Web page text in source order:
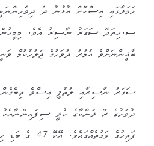
ހަމަލާގައި އިސްކޮށް އުޅުނު ދެ
ސ.ހިތަދޫ ސަގަރު ނާސިރު އެވެ.
ބާޣީންނަށްވެ އުމުރު ދުވަހުގެ ޖަލުހުކުމް
ދުވަހުގެ ރޭ ލަންކާގެ ކުލީ ސިފައިންނާއެކު
ފަތިހުގެ